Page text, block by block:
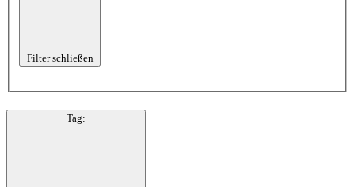
Filter schließen
Tag: